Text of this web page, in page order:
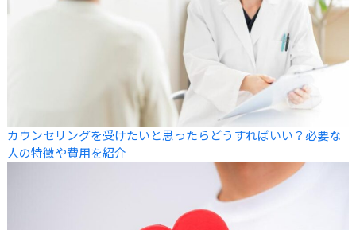
カウンセリングを受けたいと思ったらどうすればいい？必要な
人の特徴や費用を紹介